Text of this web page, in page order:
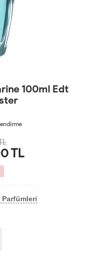
100ml Edt
TL
Parfümleri